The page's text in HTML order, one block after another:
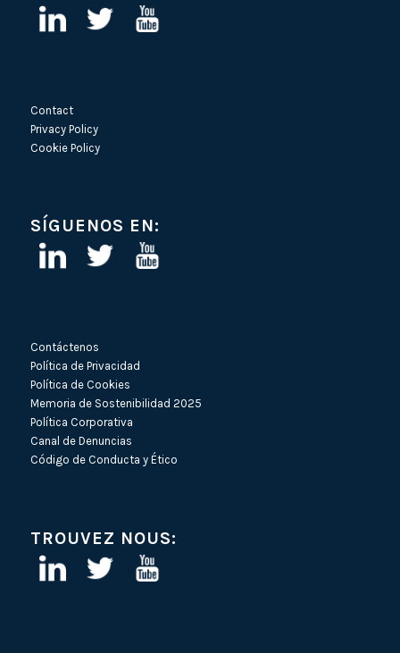
Contact
Privacy Policy
Cookie Policy
SÍGUENOS EN:
Contáctenos
Política de Privacidad
Política de Cookies
Memoria de Sostenibilidad 2025
Política Corporativa
Canal de Denuncias
Código de Conducta y Ético
TROUVEZ NOUS: